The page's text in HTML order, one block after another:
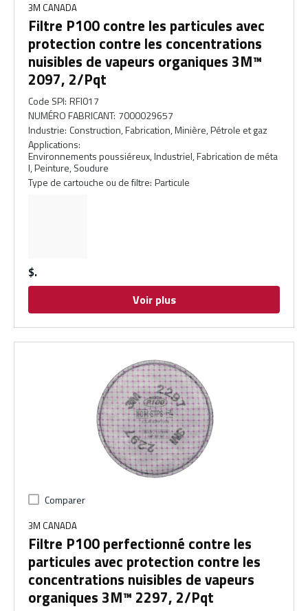
3M CANADA
Filtre P100 contre les particules avec
protection contre les concentrations
nuisibles de vapeurs organiques 3M™
2097, 2/Pqt
Code SPI: RFI017
NUMÉRO FABRICANT: 7000029657
Industrie: Construction, Fabrication, Minière, Pétrole et gaz
Applications:
Environnements poussiéreux, Industriel, Fabrication de méta
l, Peinture, Soudure
Type de cartouche ou de filtre: Particule
$
Voir plus
Comparer
3M CANADA
Filtre P100 perfectionné contre les
particules avec protection contre les
concentrations nuisibles de vapeurs
organiques 3M™ 2297, 2/Pqt